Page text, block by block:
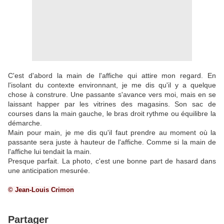
C'est d'abord la main de l'affiche qui attire mon regard. En
l'isolant du contexte environnant, je me dis qu'il y a quelque
chose à construre. Une passante s'avance vers moi, mais en se
laissant happer par les vitrines des magasins. Son sac de
courses dans la main gauche, le bras droit rythme ou équilibre la
démarche.
Main pour main, je me dis qu'il faut prendre au moment où la
passante sera juste à hauteur de l'affiche. Comme si la main de
l'affiche lui tendait la main.
Presque parfait. La photo, c'est une bonne part de hasard dans
une anticipation mesurée.
© Jean-Louis Crimon
Partager